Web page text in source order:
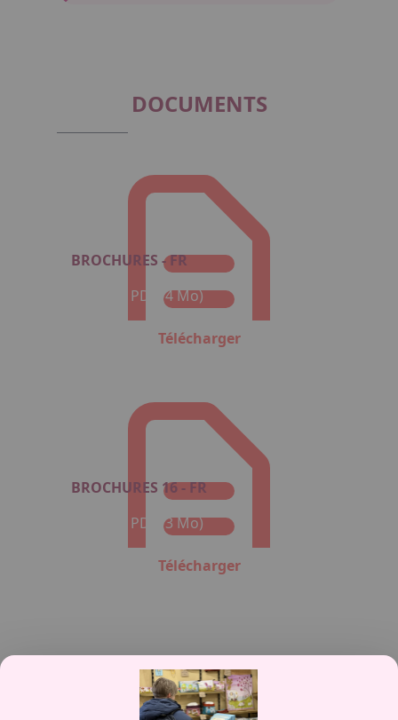
DOCUMENTS
BROCHURES - FR
Format : PDF (4 Mo)
Télécharger
BROCHURES 16 - FR
Format : PDF (3 Mo)
Télécharger